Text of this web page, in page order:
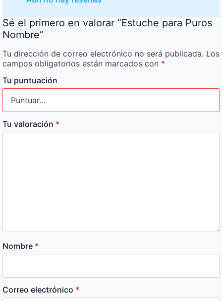
Sé el primero en valorar “Estuche para Puros
Nombre”
Tu dirección de correo electrónico no será publicada. Los
campos obligatorios están marcados con *
Tu puntuación
Tu valoración *
Nombre *
Correo electrónico *